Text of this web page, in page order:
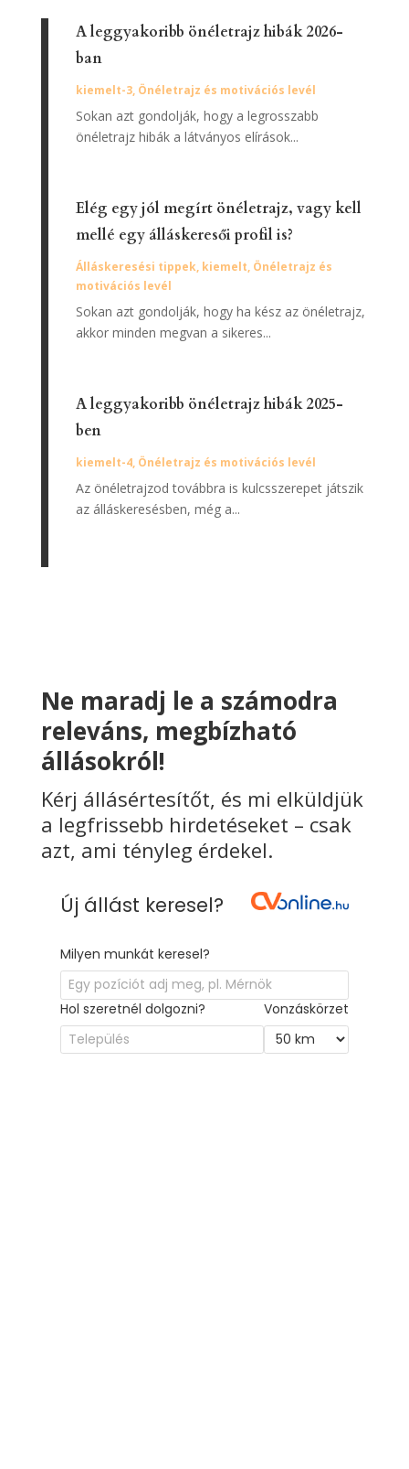
A leggyakoribb önéletrajz hibák 2026-
ban
kiemelt-3, Önéletrajz és motivációs levél
Sokan azt gondolják, hogy a legrosszabb
önéletrajz hibák a látványos elírások...
Elég egy jól megírt önéletrajz, vagy kell
mellé egy álláskeresői profil is?
Álláskeresési tippek, kiemelt, Önéletrajz és
motivációs levél
Sokan azt gondolják, hogy ha kész az önéletrajz,
akkor minden megvan a sikeres...
A leggyakoribb önéletrajz hibák 2025-
ben
kiemelt-4, Önéletrajz és motivációs levél
Az önéletrajzod továbbra is kulcsszerepet játszik
az álláskeresésben, még a...
Ne maradj le a számodra
releváns, megbízható
állásokról!
Kérj állásértesítőt, és mi elküldjük
a legfrissebb hirdetéseket – csak
azt, ami tényleg érdekel.